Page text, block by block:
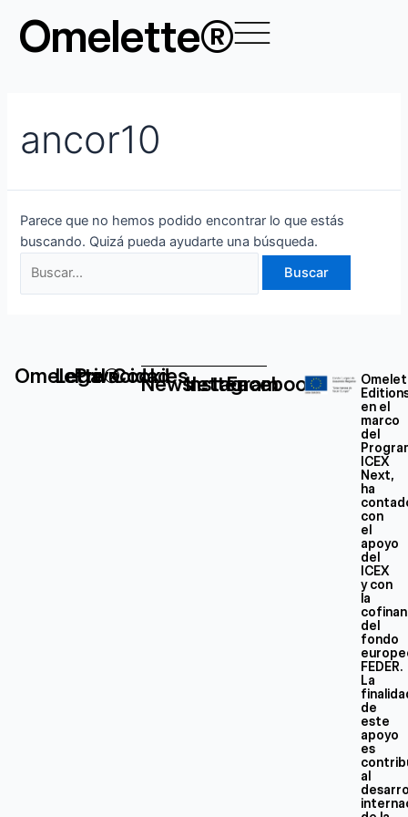
contenido
Omelette®
ancor10
Parece que no hemos podido encontrar lo que estás
buscando. Quizá pueda ayudarte una búsqueda.
por:
Omelette®
Legal
Privacidad
Cookies
Newsletter
Instagram
Facebook
en el
marco
del
ICEX
Next,
ha
con
el
apoyo
del
ICEX
y con
la
del
fondo
FEDER.
La
de
este
apoyo
es
al